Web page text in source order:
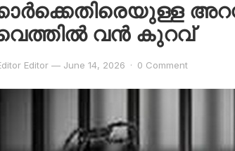
വന്‍ കുറവ്
Editor — June 14, 2026 · 0 Comment